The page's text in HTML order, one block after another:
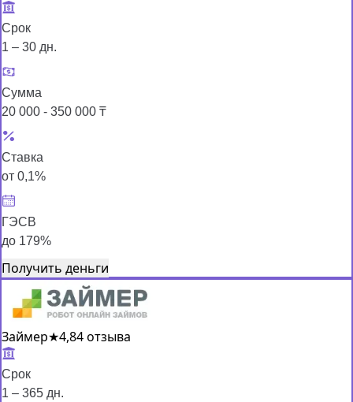
Срок
1 – 30 дн.
Сумма
20 000 - 350 000 ₸
Ставка
от 0,1%
ГЭСВ
до 179%
Получить деньги
Займер★4,84 отзыва
Срок
1 – 365 дн.